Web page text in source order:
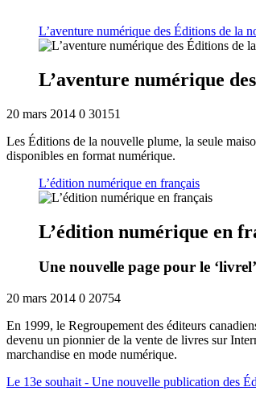
L’aventure numérique des Éditions de la
L’aventure numérique
20 mars 2014 0 30151
Les Éditions de la nouvelle plume, la seule
disponibles en format numérique.
L’édition numérique en français
L’édition numérique en
Une nouvelle page pour le ‘livrel’
20 mars 2014 0 20754
En 1999, le Regroupement des éditeurs
devenu un pionnier de la vente de livres sur
marchandise en mode numérique.
Le 13e souhait - Une nouvelle publication des